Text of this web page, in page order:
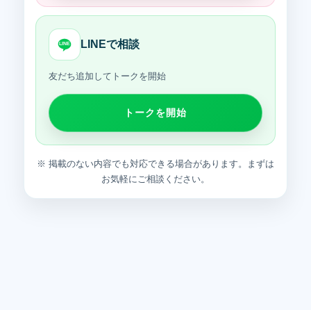
LINE LINEで相談
友だち追加してトークを開始
トークを開始
※ 掲載のない内容でも対応できる場合があります。まずは
お気軽にご相談ください。